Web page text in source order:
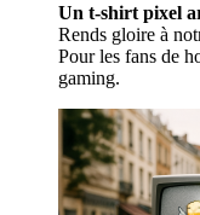
Un t-shirt pixel
Rends gloire à
Pour les fans de
gaming.